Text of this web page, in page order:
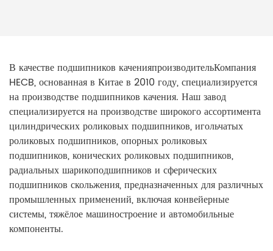
В качестве подшипников каченияпроизводительКомпания
HECB, основанная в Китае в 2010 году, специализируется
на производстве подшипников качения. Наш завод
специализируется на производстве широкого ассортимента
цилиндрических роликовых подшипников, игольчатых
роликовых подшипников, опорных роликовых
подшипников, конических роликовых подшипников,
радиальных шарикоподшипников и сферических
подшипников скольжения, предназначенных для различных
промышленных применений, включая конвейерные
системы, тяжёлое машиностроение и автомобильные
компоненты.